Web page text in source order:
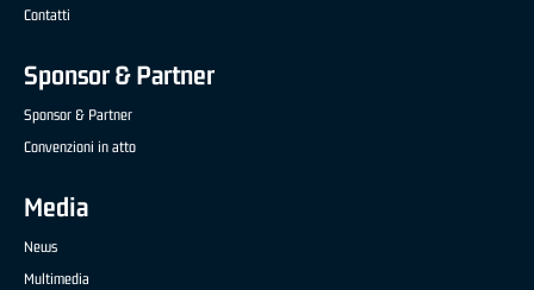
Contatti
Sponsor & Partner
Sponsor & Partner
Convenzioni in atto
Media
News
Multimedia